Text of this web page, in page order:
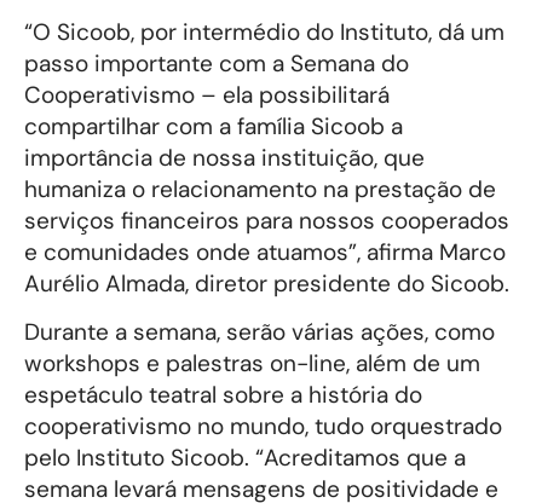
“O Sicoob, por intermédio do Instituto, dá um
passo importante com a Semana do
Cooperativismo – ela possibilitará
compartilhar com a família Sicoob a
importância de nossa instituição, que
humaniza o relacionamento na prestação de
serviços financeiros para nossos cooperados
e comunidades onde atuamos”, afirma Marco
Aurélio Almada, diretor presidente do Sicoob.
Durante a semana, serão várias ações, como
workshops e palestras on-line, além de um
espetáculo teatral sobre a história do
cooperativismo no mundo, tudo orquestrado
pelo Instituto Sicoob. “Acreditamos que a
semana levará mensagens de positividade e